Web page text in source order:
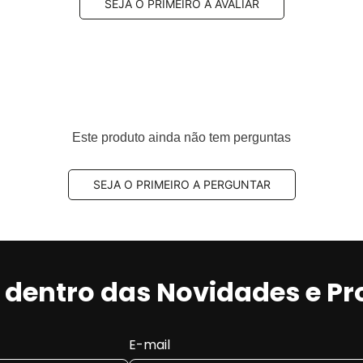
semi-metálico
freio e do uso.
antes da compra para garantir o encaixe
SEJA O PRIMEIRO A AVALIAR
Este produto ainda não tem perguntas
SEJA O PRIMEIRO A PERGUNTAR
das Novidades e
E-mail